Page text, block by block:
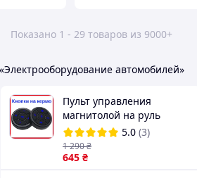
Показано 1 - 29 товаров из 9000+
автомобилей»
Пульт управления
магнитолой на руль
автомобиля с подсветкой,
Кнопки руля
универсальные
дистанционные
5.0 (3)
645 ₴
1 290₴